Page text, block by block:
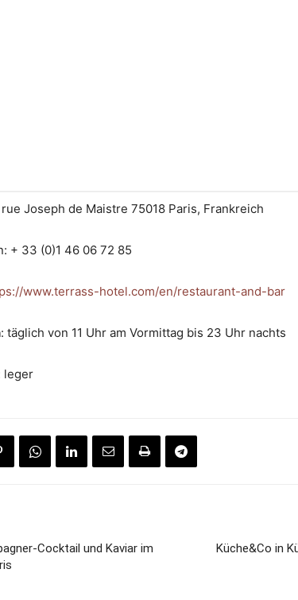
rue Joseph de Maistre 75018 Paris, Frankreich
+ 33 (0)1 46 06 72 85
www.terrass-hotel.com/en/restaurant-and-bar
: täglich von 11 Uhr am Vormittag bis 23 Uhr nachts
leger
Cocktail und Kaviar im
Küche&Co in